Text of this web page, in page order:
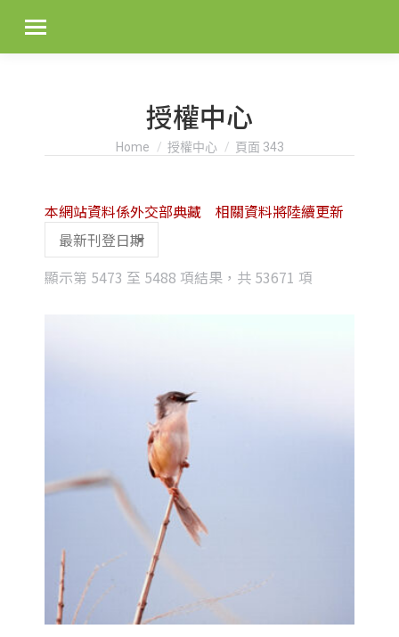
授權中心
You are here:
Home 授權中心 頁面 343
顯示第 5473 至 5488 項結果，共 53671 項
本網站資料係外交部典藏 相關資料將陸續更新